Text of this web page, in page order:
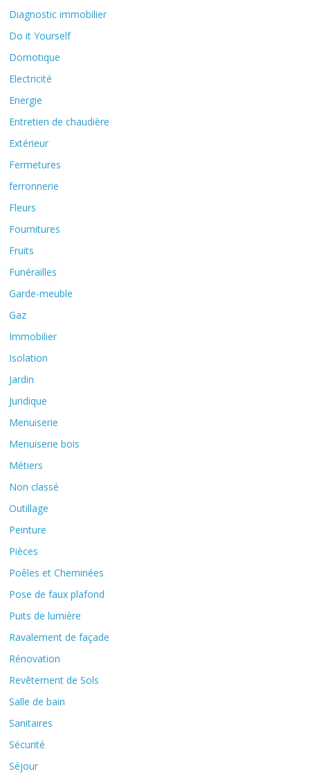
Diagnostic immobilier
Do it Yourself
Domotique
Electricité
Energie
Entretien de chaudière
Extérieur
Fermetures
ferronnerie
Fleurs
Fournitures
Fruits
Funérailles
Garde-meuble
Gaz
Immobilier
Isolation
Jardin
Juridique
Menuiserie
Menuiserie bois
Métiers
Non classé
Outillage
Peinture
Pièces
Poêles et Cheminées
Pose de faux plafond
Puits de lumière
Ravalement de façade
Rénovation
Revêtement de Sols
Salle de bain
Sanitaires
Sécurité
Séjour